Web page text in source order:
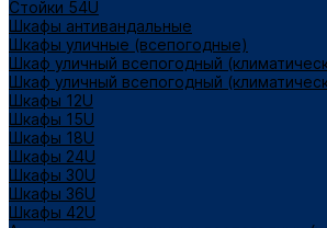
Стойки 54U
Шкафы антивандальные
Шкафы уличные (всепогодные)
Шкаф уличный всепогодный
Шкаф уличный всепогодный
Шкафы 12U
Шкафы 15U
Шкафы 18U
Шкафы 24U
Шкафы 30U
Шкафы 36U
Шкафы 42U